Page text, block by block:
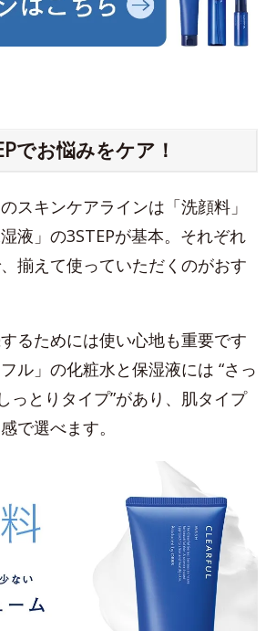
でお悩みをケア！
スキンケアラインは「洗顔料」
液」の3STEPが基本。それぞれ
揃えて使っていただくのがおす
るためには使い心地も重要です
ル」の化粧水と保湿液には “さっ
っとりタイプ”があり、肌タイプ
で選べます。